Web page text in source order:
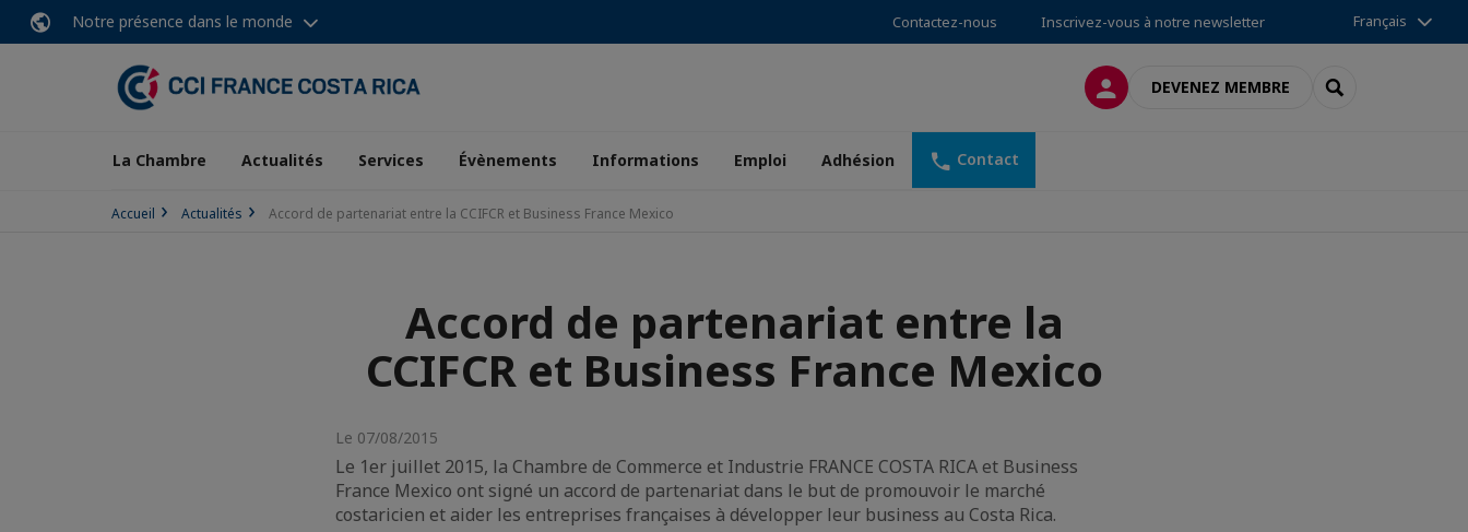
Notre présence dans le monde Contactez-nous Inscrivez-vous à notre newsletter Français
CONNEXIONDEVENEZ MEMBRE RECHERCHER
La Chambre Actualités Services Évènements Informations Emploi Adhésion Contact
Accueil Actualités Accord de partenariat entre la CCIFCR et Business France Mexico
Accord de partenariat entre la
CCIFCR et Business France Mexico
Le 07/08/2015
Le 1er juillet 2015, la Chambre de Commerce et Industrie FRANCE COSTA RICA et Business
France Mexico ont signé un accord de partenariat dans le but de promouvoir le marché
costaricien et aider les entreprises françaises à développer leur business au Costa Rica.